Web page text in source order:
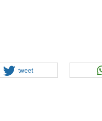
tweet